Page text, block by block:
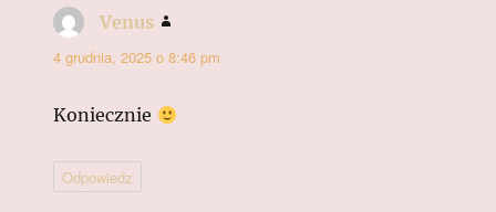
Venus
4 grudnia, 2025 o 8:46 pm
Koniecznie
Odpowiedz